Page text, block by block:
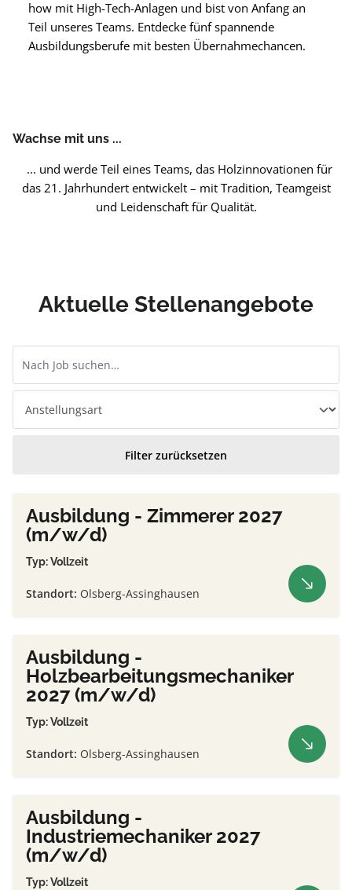
how mit High-Tech-Anlagen und bist von Anfang an
Teil unseres Teams. Entdecke fünf spannende
Ausbildungsberufe mit besten Übernahmechancen.
Wachse mit uns ...
... und werde Teil eines Teams, das Holzinnovationen für
das 21. Jahrhundert entwickelt – mit Tradition, Teamgeist
und Leidenschaft für Qualität.
Aktuelle Stellenangebote
Filter zurücksetzen
Ausbildung - Zimmerer 2027
(m/w/d)
Typ: Vollzeit
Standort: Olsberg-Assinghausen
Ausbildung -
Holzbearbeitungsmechaniker
2027 (m/w/d)
Typ: Vollzeit
Standort: Olsberg-Assinghausen
Ausbildung -
Industriemechaniker 2027
(m/w/d)
Typ: Vollzeit